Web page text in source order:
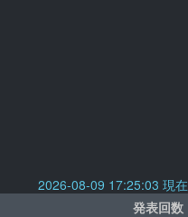
2026-08-09 17:25:03 現在
発表回数